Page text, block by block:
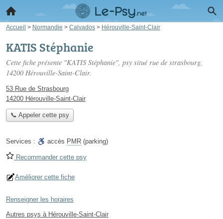
Accueil > Normandie > Calvados > Hérouville-Saint-Clair
KATIS Stéphanie
Cette fiche présente "KATIS Stéphanie", psy situé rue de strasbourg,
14200 Hérouville-Saint-Clair.
53 Rue de Strasbourg
14200 Hérouville-Saint-Clair
📞 Appeler cette psy
Services : accès PMR (parking)
Recommander cette psy
Améliorer cette fiche
Renseigner les horaires
Autres psys à Hérouville-Saint-Clair